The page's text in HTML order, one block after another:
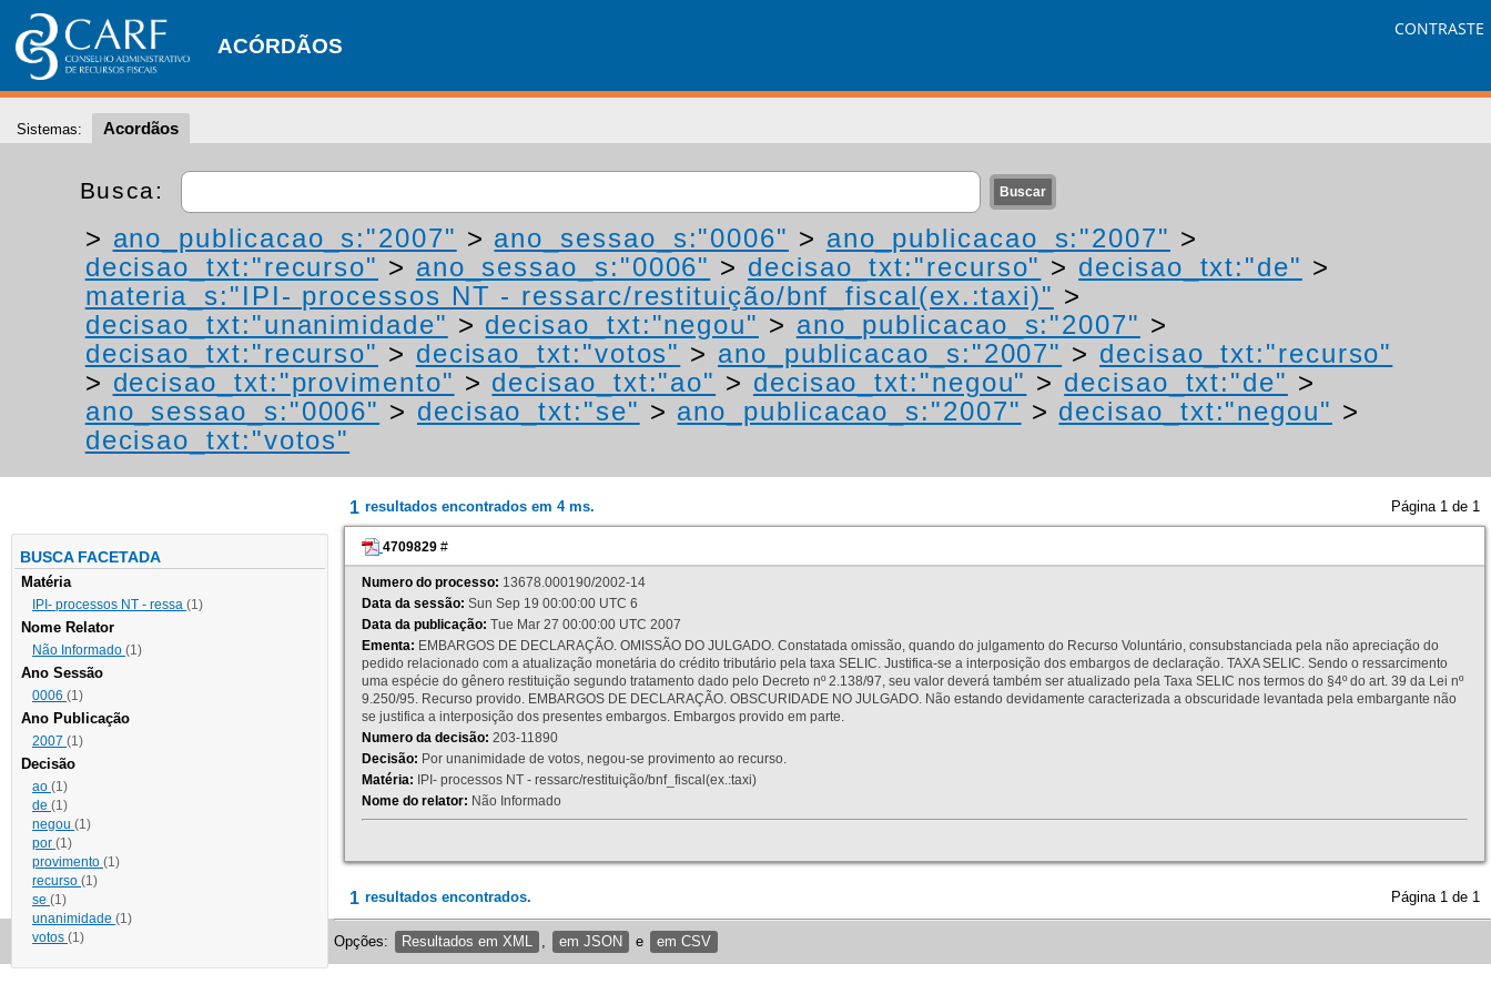
ACÓRDÃOS
CONTRASTE
Sistemas: Acordãos
Busca:
> ano_publicacao_s:"2007" > ano_sessao_s:"0006" > ano_publicacao_s:"2007" >
decisao_txt:"recurso" > ano_sessao_s:"0006" > decisao_txt:"recurso" > decisao_txt:"de" >
materia_s:"IPI- processos NT - ressarc/restituição/bnf_fiscal(ex.:taxi)" >
decisao_txt:"unanimidade" > decisao_txt:"negou" > ano_publicacao_s:"2007" >
decisao_txt:"recurso" > decisao_txt:"votos" > ano_publicacao_s:"2007" > decisao_txt:"recurso"
> decisao_txt:"provimento" > decisao_txt:"ao" > decisao_txt:"negou" > decisao_txt:"de" >
ano_sessao_s:"0006" > decisao_txt:"se" > ano_publicacao_s:"2007" > decisao_txt:"negou" >
decisao_txt:"votos"
BUSCA FACETADA
Matéria
IPI- processos NT - ressa (1)
Nome Relator
Não Informado (1)
Ano Sessão
0006 (1)
Ano Publicação
2007 (1)
Decisão
ao (1)
de (1)
negou (1)
por (1)
provimento (1)
recurso (1)
se (1)
unanimidade (1)
votos (1)
1 resultados encontrados em 4 ms. Página 1 de 1
4709829 #
Numero do processo: 13678.000190/2002-14
Data da sessão: Sun Sep 19 00:00:00 UTC 6
Data da publicação: Tue Mar 27 00:00:00 UTC 2007
Ementa: EMBARGOS DE DECLARAÇÃO. OMISSÃO DO JULGADO. Constatada omissão, quando do julgamento do Recurso Voluntário, consubstanciada pela não apreciação do
pedido relacionado com a atualização monetária do crédito tributário pela taxa SELIC. Justifica-se a interposição dos embargos de declaração. TAXA SELIC. Sendo o ressarcimento
uma espécie do gênero restituição segundo tratamento dado pelo Decreto nº 2.138/97, seu valor deverá também ser atualizado pela Taxa SELIC nos termos do §4º do art. 39 da Lei nº
9.250/95. Recurso provido. EMBARGOS DE DECLARAÇÃO. OBSCURIDADE NO JULGADO. Não estando devidamente caracterizada a obscuridade levantada pela embargante não
se justifica a interposição dos presentes embargos. Embargos provido em parte.
Numero da decisão: 203-11890
Decisão: Por unanimidade de votos, negou-se provimento ao recurso.
Matéria: IPI- processos NT - ressarc/restituição/bnf_fiscal(ex.:taxi)
Nome do relator: Não Informado
1 resultados encontrados. Página 1 de 1
Opções: Resultados em XML em JSON e em CSV